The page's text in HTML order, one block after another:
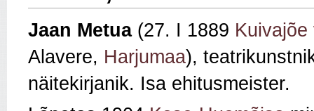
Jaan Metua(27. I 1889 Kuivajõe
Alavere, Harjumaa),
näitekirjanik. Isa ehitusmeister.